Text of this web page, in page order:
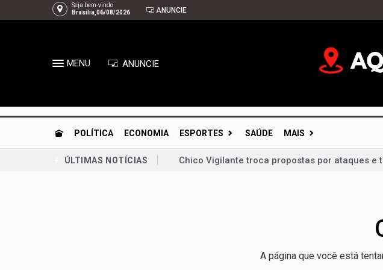
Seja bem-vindo
Brasília,06/08/2026
ANUNCIE
MENU ANUNCIE
POLÍTICA ECONOMIA ESPORTES SAÚDE MAIS
ÚLTIMAS NOTÍCIAS
Chico Vigilante troca propostas por ataques
Agosto Dourado: amamentação não é dever
Arruda | À espera de um milagre da Justiça e
A página que você está